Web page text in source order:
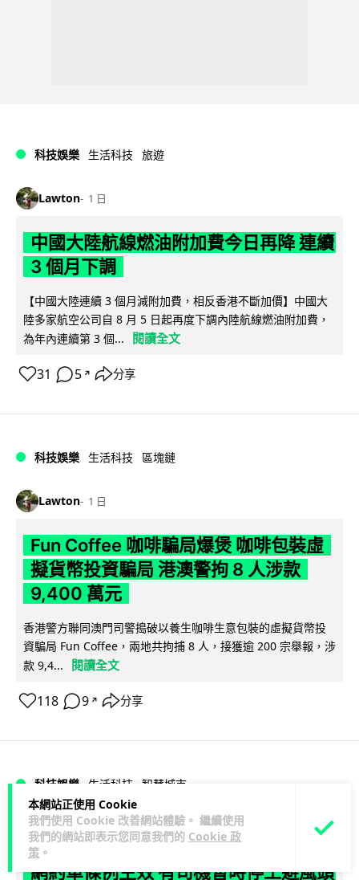
本網站正使用 Cookie
我們使用 Cookie 改善網站體驗。 繼續使用
我們的網站即表示您同意我們的 Cookie 政
策 。
科技娛樂 生活科技 旅遊
Lawton 1 日
中國大陸航線燃油附加費今日再降 連續
3 個月下調
【中國大陸連續 3 個月減附加費，相反香港不斷加價】中國大
陸多家航空公司自 8 月 5 日起再度下調內陸航線燃油附加費，
為年內連續第 3 個...
閱讀全文
31 5 ↗ 分享
科技娛樂 生活科技 區塊鏈
Lawton 1 日
Fun Coffee 咖啡騙局爆煲 咖啡包裝虛
擬貨幣投資騙局 港澳警拘 8 人涉款
9,400 萬元
香港警方聯同澳門司警搗破以養生咖啡生意包裝的虛擬貨幣投
資騙局 Fun Coffee，兩地共拘捕 8 人，接獲逾 200 宗舉報，涉
款 9,4...
閱讀全文
118 9 ↗ 分享
科技娛樂 生活科技 智慧城市
Lawton 1 日
網約車條例生效 有司機暫時停工避風頭